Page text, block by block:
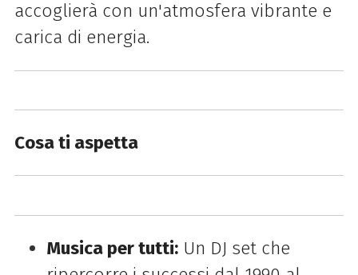
accoglierà con un'atmosfera vibrante e
carica di energia.
Cosa ti aspetta
Musica per tutti:Un DJ set che